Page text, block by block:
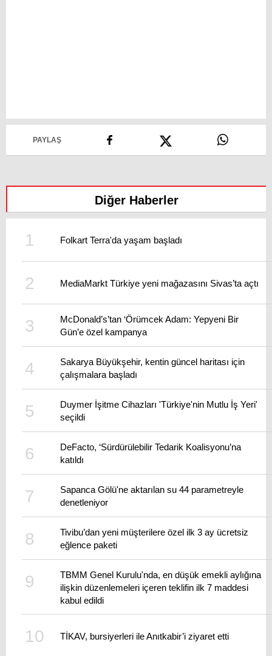
PAYLAŞ
Diğer Haberler
Folkart Terra'da yaşam başladı
MediaMarkt Türkiye yeni mağazasını Sivas’ta açtı
McDonald’s’tan ‘Örümcek Adam: Yepyeni Bir
Gün’e özel kampanya
Sakarya Büyükşehir, kentin güncel haritası için
çalışmalara başladı
Duymer İşitme Cihazları 'Türkiye'nin Mutlu İş Yeri'
seçildi
DeFacto, ‘Sürdürülebilir Tedarik Koalisyonu’na
katıldı
Sapanca Gölü'ne aktarılan su 44 parametreyle
denetleniyor
Tivibu’dan yeni müşterilere özel ilk 3 ay ücretsiz
eğlence paketi
TBMM Genel Kurulu'nda, en düşük emekli aylığına
ilişkin düzenlemeleri içeren teklifin ilk 7 maddesi
kabul edildi
TİKAV, bursiyerleri ile Anıtkabir’i ziyaret etti